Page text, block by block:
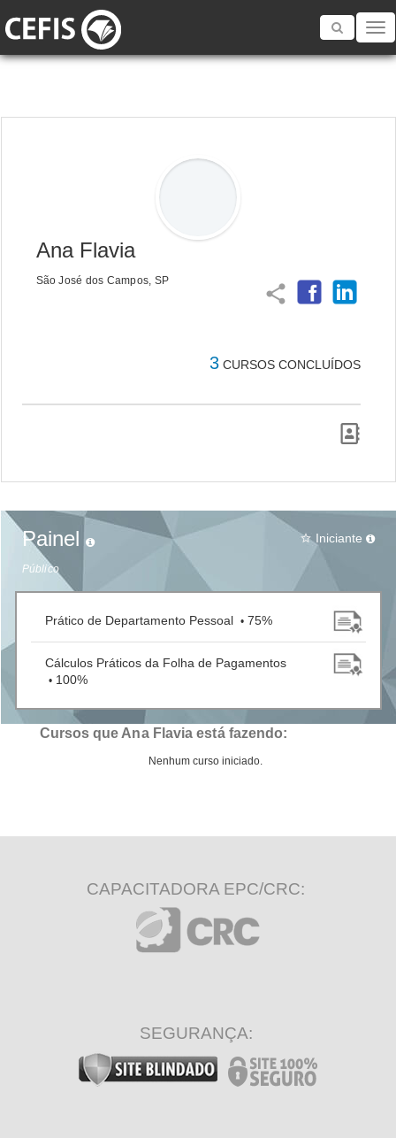
Toggle
Ana Flavia
São José dos Campos, SP
share
3 CURSOS CONCLUÍDOS
Painel
Público
star_border Iniciante
Prático de Departamento Pessoal • 75%
Cálculos Práticos da Folha de Pagamentos
• 100%
Cursos que Ana Flavia está fazendo:
Nenhum curso iniciado.
CAPACITADORA EPC/CRC:
SEGURANÇA: